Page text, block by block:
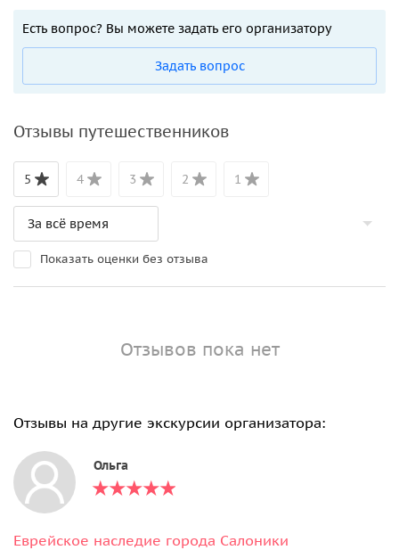
Есть вопрос? Вы можете задать его организатору
Задать вопрос
Отзывы путешественников
5 4 3 2 1
Показать оценки без отзыва
Отзывов пока нет
Отзывы на другие экскурсии организатора:
Ольга
Еврейское наследие города Салоники